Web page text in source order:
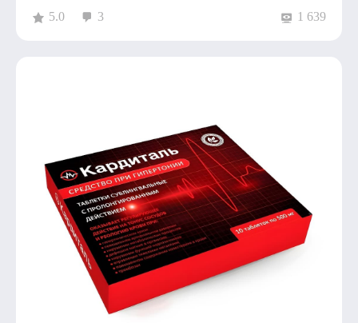
5.0 3 1 639